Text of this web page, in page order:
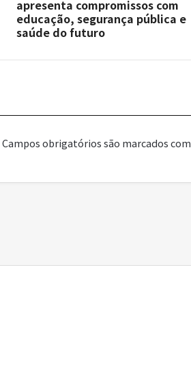
apresenta compromissos com
educação, segurança pública e
saúde do futuro
Campos obrigatórios são marcados com